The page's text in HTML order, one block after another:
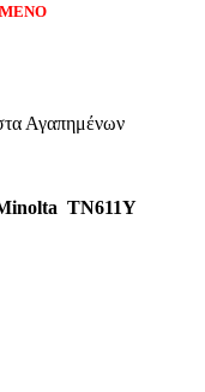
Αγαπημένων
TN611Y